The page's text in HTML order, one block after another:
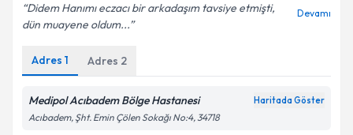
Didem Hanımı eczacı bir arkadaşım tavsiye etmişti,
dün muayene oldum...
Devamı
Adres 1 Adres 2
Medipol Acıbadem Bölge Hastanesi Haritada Göster
Acıbadem, Şht. Emin Çölen Sokağı No:4, 34718